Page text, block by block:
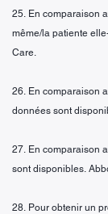
25. En comparaison
même/la patiente
Care.
26. En comparaison
données sont
27. En comparaison
sont disponibles.
28. Pour obtenir un